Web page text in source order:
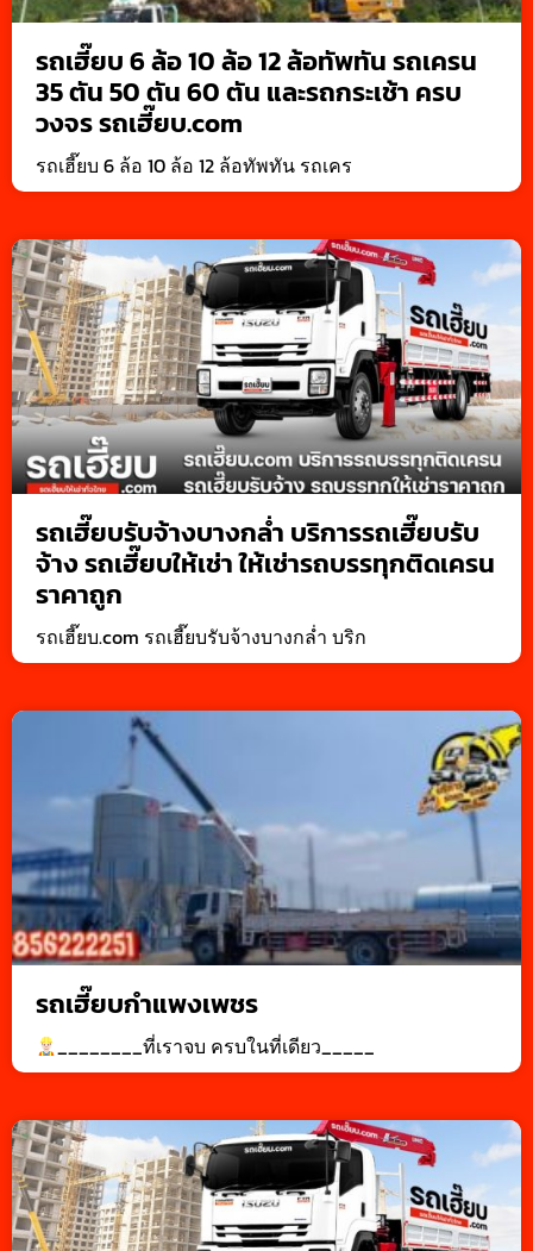
รถเฮี๊ยบ 6 ล้อ 10 ล้อ 12 ล้อทัพทัน รถเครน
35 ตัน 50 ตัน 60 ตัน และรถกระเช้า ครบ
วงจร รถเฮี๊ยบ.com
รถเฮี๊ยบ 6 ล้อ 10 ล้อ 12 ล้อทัพทัน รถเคร
รถเฮี๊ยบรับจ้างบางกล่ำ บริการรถเฮี๊ยบรับ
จ้าง รถเฮี๊ยบให้เช่า ให้เช่ารถบรรทุกติดเครน
ราคาถูก
รถเฮี๊ยบ.com รถเฮี๊ยบรับจ้างบางกล่ำ บริก
รถเฮี๊ยบกำแพงเพชร
________ที่เราจบ ครบในที่เดียว_____